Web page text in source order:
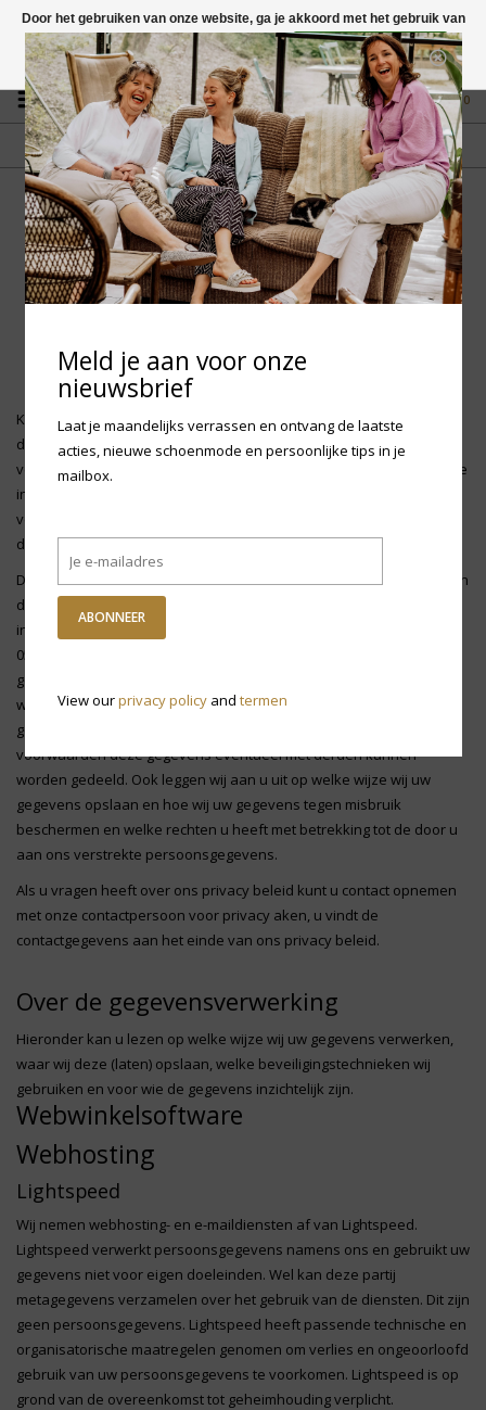
Vragen? App naar +31 58 250 1503
0
GRATIS VERZENDING NL
Vanaf € 75,-
FYSIEKE WINKEL
in Mantgum (frl)
fdad
Home/Privacy Policy
Klaversma Schoenen geeft veel om uw privacy. Wij verwerken
daarom uitsluitend gegevens die wij nodig hebben voor (het
verbeteren van) onze dienstverlening en gaan zorgvuldig om met de
informatie die wij over u en uw gebruik van onze diensten hebben
verzameld. Wij stellen uw gegevens nooit voor commerciële
doelstellingen ter beschikking aan derden.
Dit privacybeleid is van toepassing op het gebruik van de website en
de daarop ontsloten dienstverlening van Klaversma Schoenen. De
ingangsdatum voor de geldigheid van deze voorwaarden is
05/02/2019, met het publiceren van een nieuwe versie vervalt de
geldigheid van alle voorgaande versies. Dit privacybeleid beschrijft
welke gegevens over u door ons worden verzameld, waar deze
gegevens voor worden gebruikt en met wie en onder welke
voorwaarden deze gegevens eventueel met derden kunnen
worden gedeeld. Ook leggen wij aan u uit op welke wijze wij uw
gegevens opslaan en hoe wij uw gegevens tegen misbruik
beschermen en welke rechten u heeft met betrekking tot de door u
aan ons verstrekte persoonsgegevens.
Als u vragen heeft over ons privacy beleid kunt u contact opnemen
met onze contactpersoon voor privacy aken, u vindt de
contactgegevens aan het einde van ons privacy beleid.
Over de gegevensverwerking
Hieronder kan u lezen op welke wijze wij uw gegevens verwerken,
waar wij deze (laten) opslaan, welke beveiligingstechnieken wij
gebruiken en voor wie de gegevens inzichtelijk zijn.
Webwinkelsoftware
Webhosting
Lightspeed
Wij nemen webhosting- en e-maildiensten af van Lightspeed.
Lightspeed verwerkt persoonsgegevens namens ons en gebruikt uw
gegevens niet voor eigen doeleinden. Wel kan deze partij
metagegevens verzamelen over het gebruik van de diensten. Dit zijn
geen persoonsgegevens. Lightspeed heeft passende technische en
organisatorische maatregelen genomen om verlies en ongeoorloofd
gebruik van uw persoonsgegevens te voorkomen. Lightspeed is op
grond van de overeenkomst tot geheimhouding verplicht.
Door het gebruiken van onze website, ga je akkoord met het gebruik van
cookies om onze website te verbeteren.
Dit bericht verbergen
Meer over cookies »
Meld je aan voor onze
nieuwsbrief
Laat je maandelijks verrassen en ontvang de laatste
acties, nieuwe schoenmode en persoonlijke tips in je
mailbox.
ABONNEER
View ourprivacy policyand termen